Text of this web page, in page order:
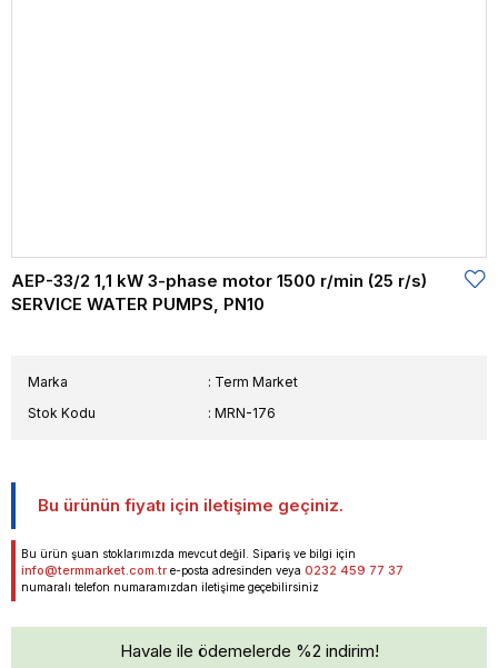
AEP-33/2 1,1 kW 3-phase motor 1500 r/min (25 r/s)
SERVICE WATER PUMPS, PN10
Marka : Term Market
Stok Kodu
MRN-176
Bu ürünün fiyatı için iletişime geçiniz.
Bu ürün şuan stoklarımızda mevcut değil. Sipariş ve bilgi için
info@termmarket.com.tr e-posta adresinden veya 0232 459 77 37
numaralı telefon numaramızdan iletişime geçebilirsiniz
Havale ile ödemelerde %2 indirim!